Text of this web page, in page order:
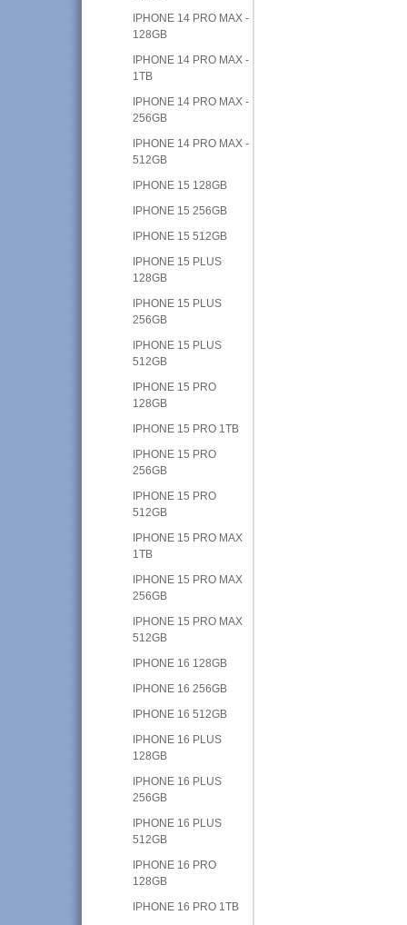
IPHONE 14 PRO MAX -
128GB
IPHONE 14 PRO MAX -
1TB
IPHONE 14 PRO MAX -
256GB
IPHONE 14 PRO MAX -
512GB
IPHONE 15 128GB
IPHONE 15 256GB
IPHONE 15 512GB
IPHONE 15 PLUS
128GB
IPHONE 15 PLUS
256GB
IPHONE 15 PLUS
512GB
IPHONE 15 PRO
128GB
IPHONE 15 PRO 1TB
IPHONE 15 PRO
256GB
IPHONE 15 PRO
512GB
IPHONE 15 PRO MAX
1TB
IPHONE 15 PRO MAX
256GB
IPHONE 15 PRO MAX
512GB
IPHONE 16 128GB
IPHONE 16 256GB
IPHONE 16 512GB
IPHONE 16 PLUS
128GB
IPHONE 16 PLUS
256GB
IPHONE 16 PLUS
512GB
IPHONE 16 PRO
128GB
IPHONE 16 PRO 1TB